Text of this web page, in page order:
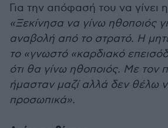
Για την απόφασή του να γίνει
«Ξεκίνησα να γίνω ηθοποιός
αναβολή από το στρατό. Η
το «γνωστό «καρδιακό
ότι θα γίνω ηθοποιός. Με τον
ήμασταν μαζί αλλά δεν θέλω
προσωπικά».